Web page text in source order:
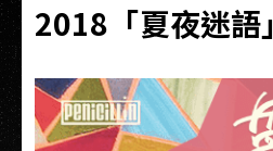
2018「夏夜迷語